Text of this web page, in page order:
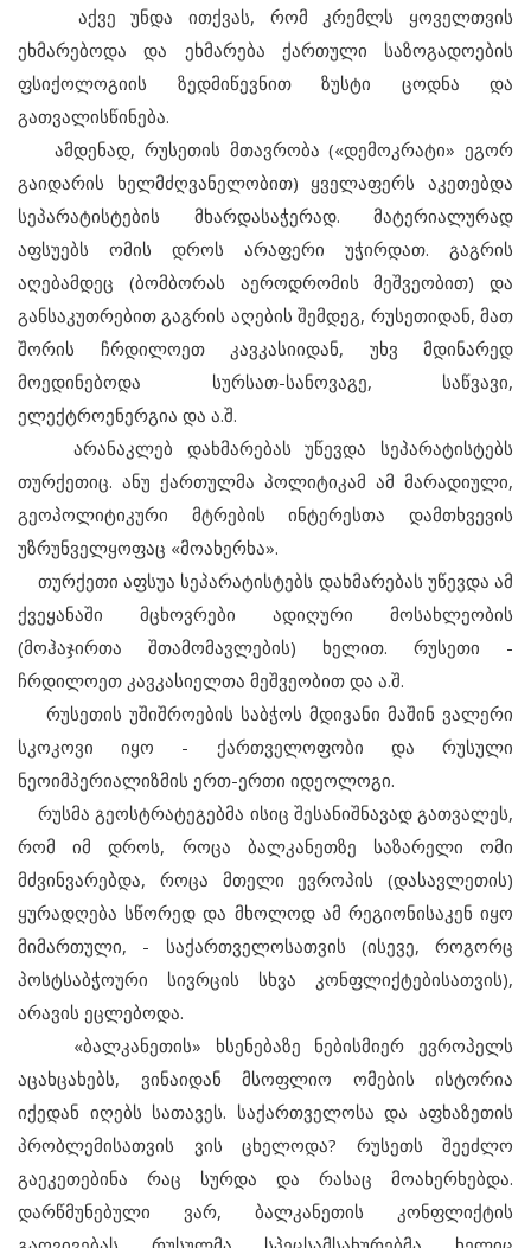
აქვე უნდა ითქვას, რომ კრემლს ყოველთვის
ეხმარებოდა და ეხმარება ქართული საზოგადოების
ფსიქოლოგიის ზედმიწევნით ზუსტი ცოდნა და
გათვალისწინება.
ამდენად, რუსეთის მთავრობა («დემოკრატი» ეგორ
გაიდარის ხელმძღვანელობით) ყველაფერს აკეთებდა
სეპარატისტების მხარდასაჭერად. მატერიალურად
აფსუებს ომის დროს არაფერი უჭირდათ. გაგრის
აღებამდეც (ბომბორას აეროდრომის მეშვეობით) და
განსაკუთრებით გაგრის აღების შემდეგ, რუსეთიდან, მათ
შორის ჩრდილოეთ კავკასიიდან, უხვ მდინარედ
მოედინებოდა სურსათ-სანოვაგე, საწვავი,
ელექტროენერგია და ა.შ.
არანაკლებ დახმარებას უწევდა სეპარატისტებს
თურქეთიც. ანუ ქართულმა პოლიტიკამ ამ მარადიული,
გეოპოლიტიკური მტრების ინტერესთა დამთხვევის
უზრუნველყოფაც «მოახერხა».
თურქეთი აფსუა სეპარატისტებს დახმარებას უწევდა ამ
ქვეყანაში მცხოვრები ადიღური მოსახლეობის
(მოჰაჯირთა შთამომავლების) ხელით. რუსეთი -
ჩრდილოეთ კავკასიელთა მეშვეობით და ა.შ.
რუსეთის უშიშროების საბჭოს მდივანი მაშინ ვალერი
სკოკოვი იყო - ქართველოფობი და რუსული
ნეოიმპერიალიზმის ერთ-ერთი იდეოლოგი.
რუსმა გეოსტრატეგებმა ისიც შესანიშნავად გათვალეს,
რომ იმ დროს, როცა ბალკანეთზე საზარელი ომი
მძვინვარებდა, როცა მთელი ევროპის (დასავლეთის)
ყურადღება სწორედ და მხოლოდ ამ რეგიონისაკენ იყო
მიმართული, - საქართველოსათვის (ისევე, როგორც
პოსტსაბჭოური სივრცის სხვა კონფლიქტებისათვის),
არავის ეცლებოდა.
«ბალკანეთის» ხსენებაზე ნებისმიერ ევროპელს
აცახცახებს, ვინაიდან მსოფლიო ომების ისტორია
იქედან იღებს სათავეს. საქართველოსა და აფხაზეთის
პრობლემისათვის ვის ცხელოდა? რუსეთს შეეძლო
გაეკეთებინა რაც სურდა და რასაც მოახერხებდა.
დარწმუნებული ვარ, ბალკანეთის კონფლიქტის